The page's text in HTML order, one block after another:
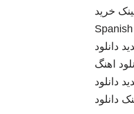
خرید
دانلود
اهنگ
دانلود
دانلود